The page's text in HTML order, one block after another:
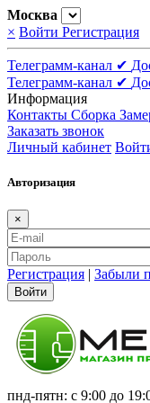
Москва
× Войти Регистрация
Телеграмм-канал ✔
Телеграмм-канал ✔
Информация
Контакты Сборка
Заказать звонок
Личный кабинет
Авторизация
×
Регистрация | Забыли
Войти
пнд-пятн: с 9:00 до